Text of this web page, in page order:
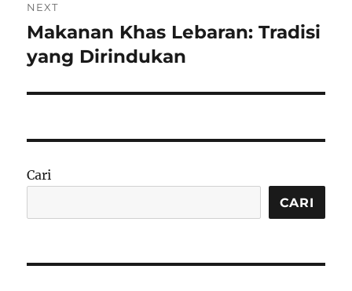
NEXT
Next
post:
Makanan Khas Lebaran: Tradisi
yang Dirindukan
Cari
CARI